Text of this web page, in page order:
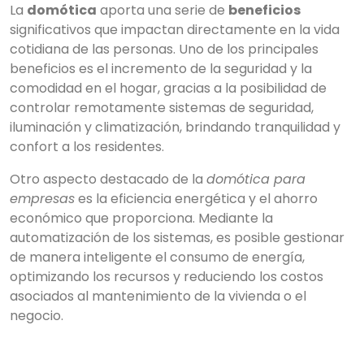
La domótica aporta una serie de beneficios
significativos que impactan directamente en la vida
cotidiana de las personas. Uno de los principales
beneficios es el incremento de la seguridad y la
comodidad en el hogar, gracias a la posibilidad de
controlar remotamente sistemas de seguridad,
iluminación y climatización, brindando tranquilidad y
confort a los residentes.
Otro aspecto destacado de la domótica para
empresases la eficiencia energética y el ahorro
económico que proporciona. Mediante la
automatización de los sistemas, es posible gestionar
de manera inteligente el consumo de energía,
optimizando los recursos y reduciendo los costos
asociados al mantenimiento de la vivienda o el
negocio.